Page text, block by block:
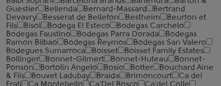
Guestier
Bellenda Bernard-Massard
Bertrand
Devavry
Besserat de Bellefon Bestheim
Beurton et
Fils
Bisol Bodega El Esteco
Bodegas Carchelo
Bodegas Faustino
Bodegas Parra Dorada
Bodegas
Ramon Bilbao
Bodegas Reymos
Bodegas San Valero
Bodegues Sumarroca
Boisset
Boisset Family Estates
Bollinger
Bonnet-Gilmert Bonnet-Huteau
Bonnet-
Ponson
Bortolin Angelo Bosio Botter
Bouchard Aine
& Fils
Bouvet Ladubay Braida Brimoncourt
Ca dei